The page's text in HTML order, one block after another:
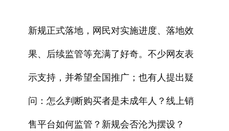
新规正式落地，网民对实施进度、落地效
果、后续监管等充满了好奇。不少网友表
示支持，并希望全国推广；也有人提出疑
问：怎么判断购买者是未成年人？线上销
售平台如何监管？新规会否沦为摆设？